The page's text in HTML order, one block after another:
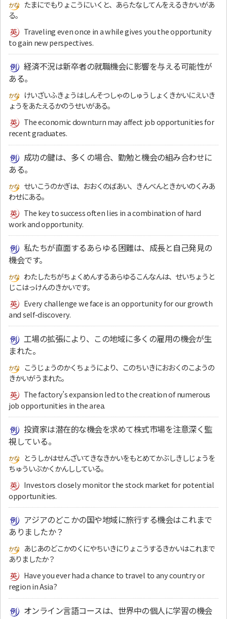
たまにでもりょこうにいくと、あらたなしてんをえるきかいがあ
る。
Traveling even once in a while gives you the opportunity
to gain new perspectives.
経済不況は新卒者の就職機会に影響を与える可能性が
ある。
けいざいふきょうはしんそつしゃのしゅうしょくきかいにえいき
ょうをあたえるかのうせいがある。
The economic downturn may affect job opportunities for
recent graduates.
成功の鍵は、多くの場合、勤勉と機会の組み合わせに
ある。
せいこうのかぎは、おおくのばあい、きんべんときかいのくみあ
わせにある。
The key to success often lies in a combination of hard
work and opportunity.
私たちが直面するあらゆる困難は、成長と自己発見の
機会です。
わたしたちがちょくめんするあらゆるこんなんは、せいちょうと
じこはっけんのきかいです。
Every challenge we face is an opportunity for our growth
and self-discovery.
工場の拡張により、この地域に多くの雇用の機会が生
まれた。
こうじょうのかくちょうにより、このちいきにおおくのこようの
きかいがうまれた。
The factory’s expansion led to the creation of numerous
job opportunities in the area.
投資家は潜在的な機会を求めて株式市場を注意深く監
視している。
とうしかはせんざいてきなきかいをもとめてかぶしきしじょうを
ちゅういぶかくかんししている。
Investors closely monitor the stock market for potential
opportunities.
アジアのどこかの国や地域に旅行する機会はこれまで
ありましたか？
あじあのどこかのくにやちいきにりょこうするきかいはこれまで
ありましたか？
Have you ever had a chance to travel to any country or
region in Asia?
オンライン言語コースは、世界中の個人に学習の機会